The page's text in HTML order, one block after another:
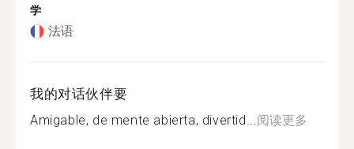
学
法语
我的对话伙伴要
Amigable, de mente abierta, divertid...阅读更多